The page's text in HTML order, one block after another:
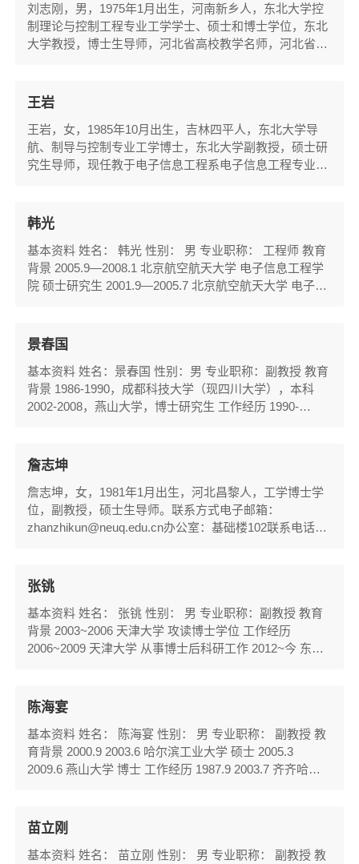
人工智能应用、基于图像处理的用电行为分析...
​刘志刚，男，1975年1月出生，河南新乡人，东北大学控
制理论与控制工程专业工学学士、硕士和博士学位，东北
大学教授，博士生导师，河北省高校教学名师，河北省师
和学科建设工作。学院“测向定位985实验室”和“情景感知
前主要从事传感器网络、认知信号处理、视觉...
王岩
王岩，女，1985年10月出生，吉林四平人，东北大学导
航、制导与控制专业工学博士，东北大学副教授，硕士研
究生导师，现任教于电子信息工程系电子信息工程专业。
的科研和教学工作。作为项目负责人主持国家自然科学基
基金青年科学基金（F2016501080，2016）、中央高校基
本...
韩光
基本资料 姓名： 韩光 性别： 男 专业职称： 工程师 教育
背景 2005.9—2008.1 北京航空航天大学 电子信息工程学
院 硕士研究生 2001.9—2005.7 北京航空航天大学 电子信
景春国
基本资料 姓名：景春国 性别：男 专业职称：副教授 教育
背景 1986-1990，成都科技大学（现四川大学），本科
2002-2008，燕山大学，博士研究生 工作经历 1990-
詹志坤
​詹志坤，女，1981年1月出生，河北昌黎人，工学博士学
位，副教授，硕士生导师。联系方式电子邮箱：
zhanzhikun@neuq.edu.cn办公室：基础楼102联系电话：
械、生物医学等相关领域、且有科研追求的同学们报考！
3. 资助优秀研究生在读期间参加1-2次国际学术会议
4. 推荐优秀硕士、本科毕业生到香港、...
张铫
基本资料 姓名： 张铫 性别： 男 专业职称：副教授 教育
背景 2003~2006 天津大学 攻读博士学位 工作经历
2006~2009 天津大学 从事博士后科研工作 2012~今 东北
陈海宴
基本资料 姓名： 陈海宴 性别： 男 专业职称： 副教授 教
育背景 2000.9 2003.6 哈尔滨工业大学 硕士 2005.3
2009.6 燕山大学 博士 工作经历 1987.9 2003.7 齐齐哈尔
苗立刚
基本资料 姓名： 苗立刚 性别： 男 专业职称： 副教授 教